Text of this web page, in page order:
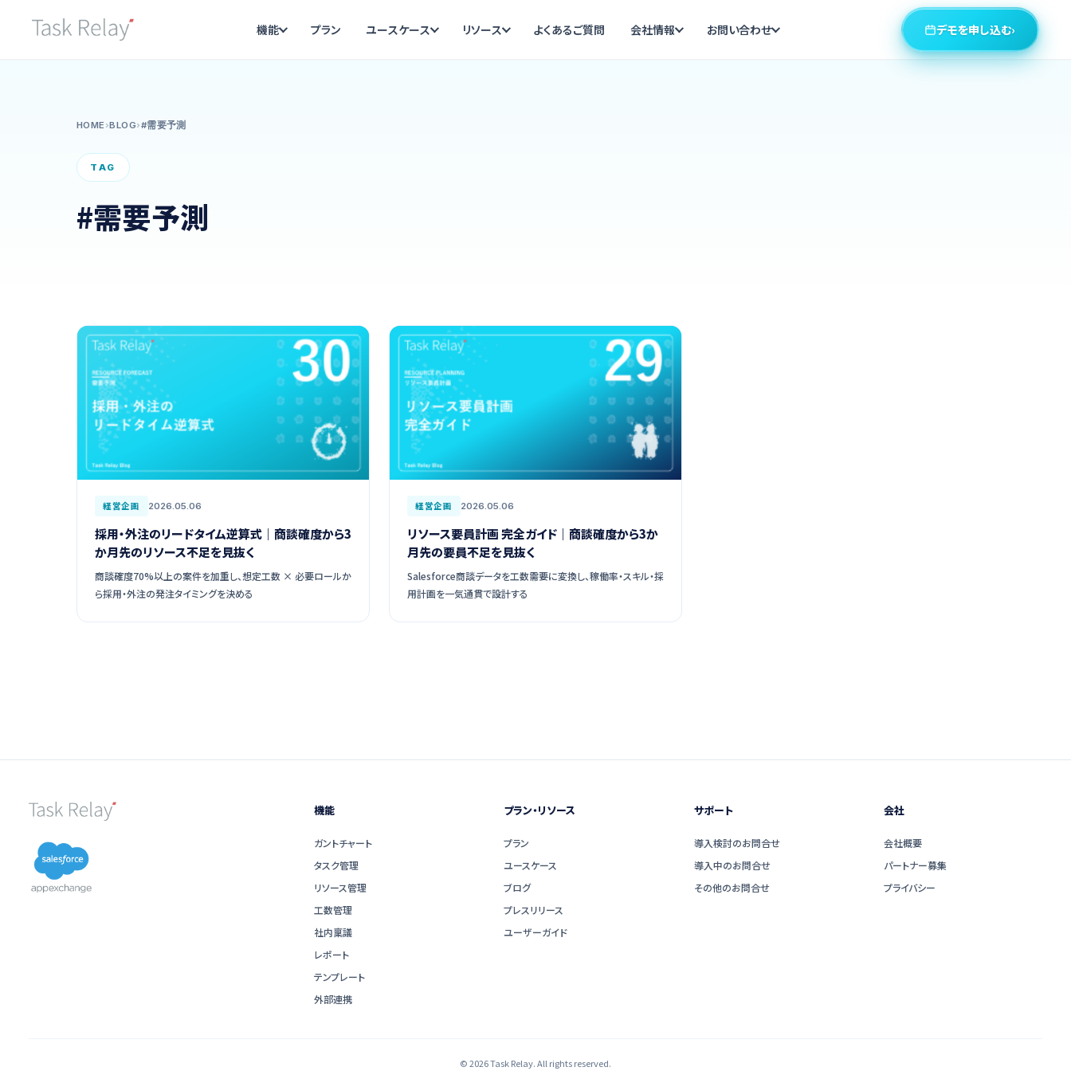
機能 プラン ユースケース リソース よくあるご質問 会社情報 お問い合わせ デモを申し込む›
HOME ›BLOG›#需要予測
TAG
#需要予測
経営企画 2026.05.06
採用・外注のリードタイム逆算式｜商談確度から3
か月先のリソース不足を見抜く
商談確度70%以上の案件を加重し、想定工数 × 必要ロールか
ら採用・外注の発注タイミングを決める
経営企画 2026.05.06
リソース要員計画 完全ガイド｜商談確度から3か
月先の要員不足を見抜く
Salesforce商談データを工数需要に変換し、稼働率・スキル・採
用計画を一気通貫で設計する
機能
ガントチャート
タスク管理
リソース管理
工数管理
社内稟議
レポート
テンプレート
外部連携
プラン・リソース
プラン
ユースケース
ブログ
プレスリリース
ユーザーガイド
サポート
導入検討のお問合せ
導入中のお問合せ
その他のお問合せ
会社
会社概要
パートナー募集
プライバシー
© 2026 Task Relay. All rights reserved.